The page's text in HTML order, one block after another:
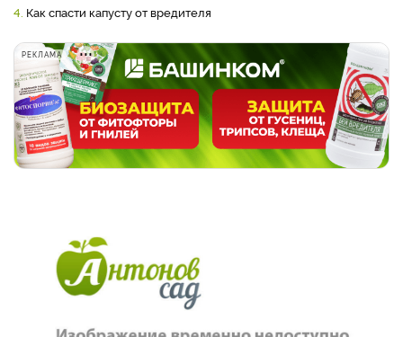
4. Как спасти капусту от вредителя
РЕКЛАМА